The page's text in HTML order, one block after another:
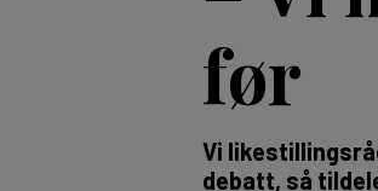
før
Vi
debatt, så